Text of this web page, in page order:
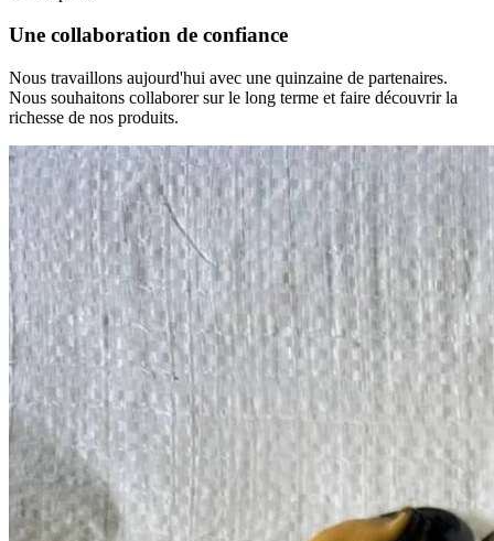
Une collaboration de confiance
Nous travaillons aujourd'hui avec une quinzaine de partenaires.
Nous souhaitons collaborer sur le long terme et faire découvrir la
richesse de nos produits.